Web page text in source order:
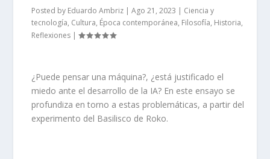
Posted by Eduardo Ambriz |Ago 21, 2023 | Ciencia y
tecnología, Cultura, Época contemporánea, Filosofía, Historia,
Reflexiones |
¿Puede pensar una máquina?, ¿está justificado el
miedo ante el desarrollo de la IA? En este ensayo se
profundiza en torno a estas problemáticas, a partir del
experimento del Basilisco de Roko.